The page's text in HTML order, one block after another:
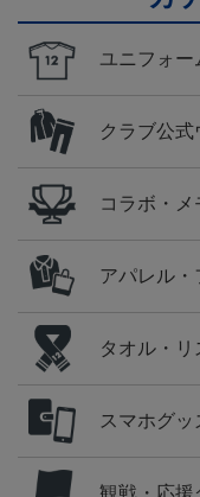
ユニフォー
クラブ公式
コラボ・
アパレル・
タオル・リ
スマホグッ
観戦・応援